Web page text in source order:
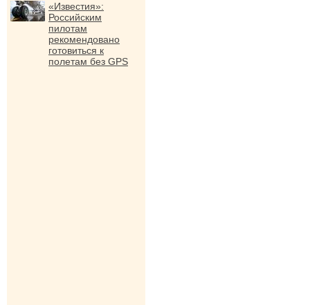
«Известия»:
Российским
пилотам
рекомендовано
готовиться к
полетам без GPS